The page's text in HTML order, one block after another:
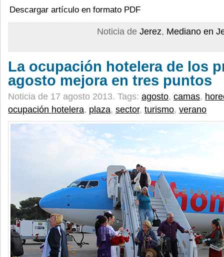
Descargar artículo en formato PDF
Noticia de Jerez, Mediano en
La ocupación hotelera de los
agosto mejora en tres puntos
Noticia de 17 agosto 2013. Tags: agosto, camas,
ocupación hotelera, plaza, sector, turismo, verano